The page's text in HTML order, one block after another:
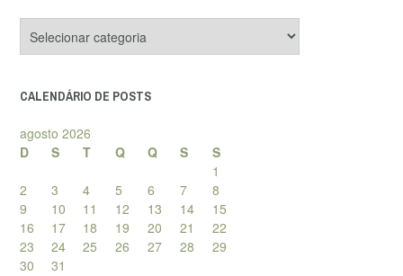
de
CALENDÁRIO DE POSTS
agosto 2026
D
S T Q Q S
S
1
2
3 4 5 6 7
8
9
10 11 12 13 14
15
16
17 18 19 20 21
22
23
24 25 26 27 28
29
30
31